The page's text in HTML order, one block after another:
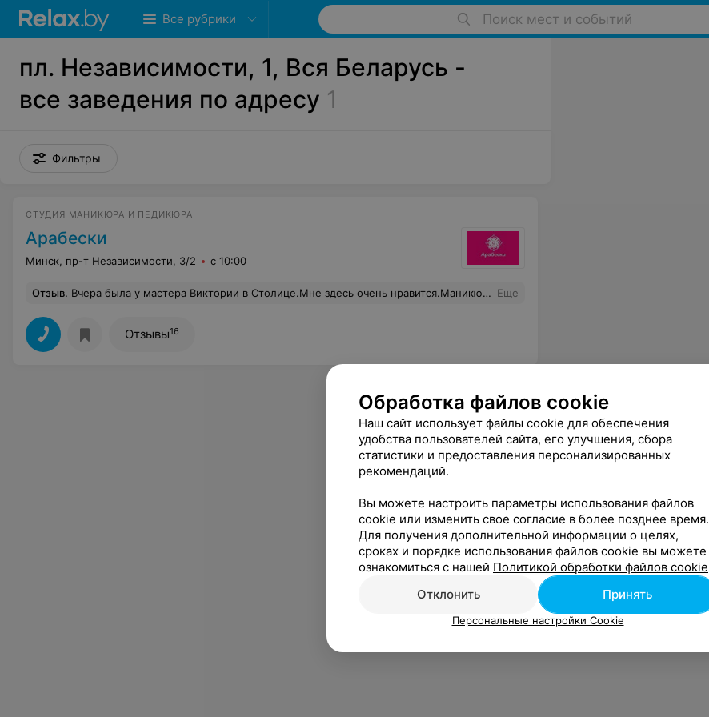
Все рубрики Поиск мест и событий
пл. Независимости, 1, Вся Беларусь -
все заведения по адресу 1
Фильтры
СТУДИЯ МАНИКЮРА И ПЕДИКЮРА
Арабески
Минск, пр-т Независимости, 3/2 с 10:00
Отзыв. Вчера была у мастера Виктории в Столице.Мне здесь очень нравится.Маникюр держится -пошла 2 неделя,я делала маникюр с шелаком. Выбор есть даже в ароматах кремов -что очень удивляет относительно цен.Вика,спасибо за ваши ручки! Еще
Отзывы16
Обработка файлов cookie
Наш сайт использует файлы cookie для обеспечения
удобства пользователей сайта, его улучшения, сбора
статистики и предоставления персонализированных
рекомендаций.
Вы можете настроить параметры использования файлов
cookie или изменить свое согласие в более позднее время.
Для получения дополнительной информации о целях,
сроках и порядке использования файлов cookie вы можете
ознакомиться с нашей Политикой обработки файлов cookie
Отклонить
Принять
Персональные настройки Cookie